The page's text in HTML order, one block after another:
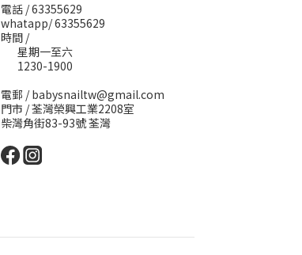
電話 / 63355629
whatapp/ 63355629
時間 /
星期一至六
1230-1900
電郵 / babysnailtw@gmail.com
門市 / 荃灣榮興工業2208室
柴灣角街83-93號 荃灣